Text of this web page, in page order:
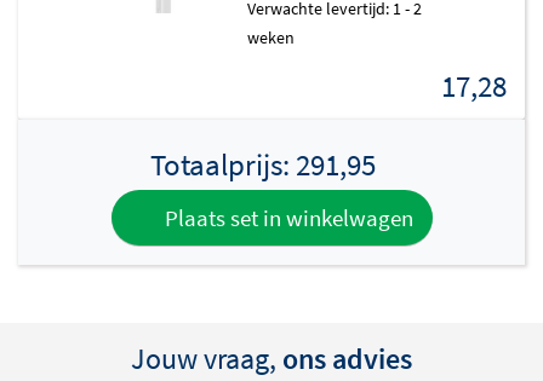
Verwachte levertijd: 1 - 2
weken
17,28
Totaalprijs: 291,95
Plaats set in winkelwagen
Jouw vraag, ons advies